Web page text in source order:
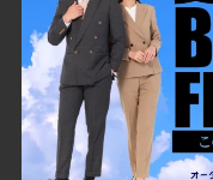
の
公
式